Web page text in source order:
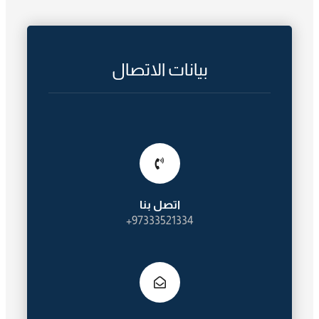
بيانات الاتصال
اتصل بنا
97333521334+